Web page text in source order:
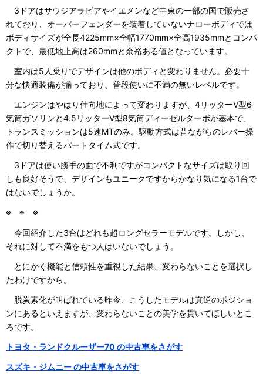
3ドアはサウジアラビアやイエメンなど中東の一部の国で販売さ
れており、オーバーフェンダーを装着していないナローボディでは
ボディサイズが全長4225mm×全幅1770mm×全高1935mmとコンパ
クトで、最低地上高は260mmと余裕ある値となっています。
室内は5人乗りでデザインは他のボディと変わりません。必要十
分な快適装備が揃っており、普段使いに不満の無いレベルです。
エンジンはやはり仕向地によって変わりますが、4リッターV型6
気筒ガソリンと4.5リッターV型8気筒ディーゼルターボが基本で、
トランスミッションは5速MTのみ。駆動方式は昔ながらのレバー操
作で切り替えるパートタイム式です。
3ドアは使い勝手の面で不利ですがコンパクトなサイズは取り回
しも良好そうで、デザインもユニークですからかなり気になる1台で
はないでしょうか。
※ ※ ※
今回紹介した3台はどれも超ロングセラーモデルです。しかし、
それに対して不満をもつ人はいないでしょう。
とにかく機能と信頼性を重視した結果、変わらないことを選択し
たわけですから。
脱炭素化が叫ばれている昨今、こうしたモデルは真逆のポジショ
ンにあるといえますが、変わらないことの美学を貫いてほしいとこ
ろです。
トヨタ・ランドクルーザー70 の中古車をさがす
スズキ・ジムニー の中古車をさがす